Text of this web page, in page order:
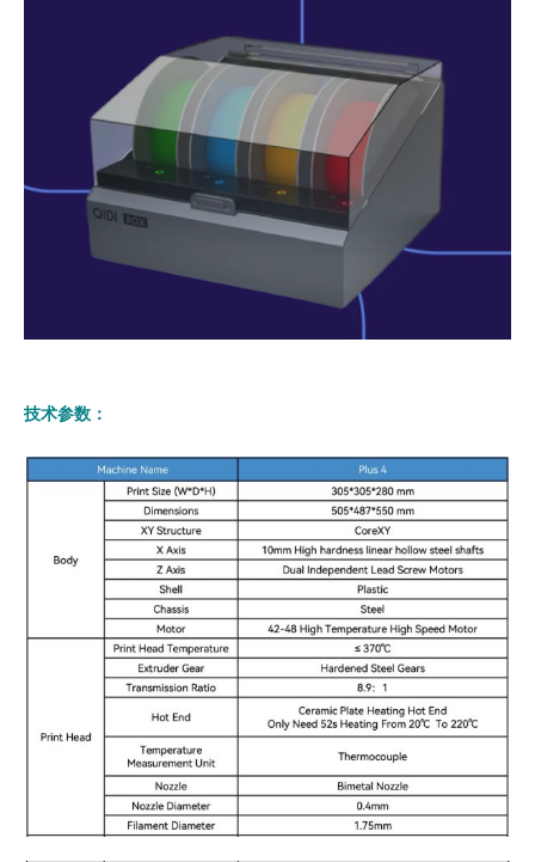
技术参数：